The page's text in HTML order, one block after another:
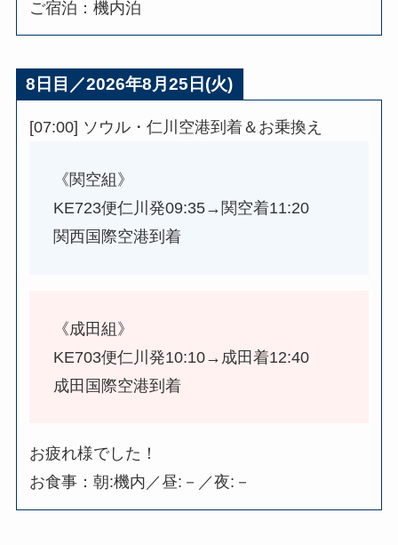
ご宿泊：機内泊
8 日目／2026年8月25日(火)
[07:00] ソウル・仁川空港到着＆お乗換え
《関空組》
KE723便仁川発09:35→関空着11:20
関西国際空港到着
《成田組》
KE703便仁川発10:10→成田着12:40
成田国際空港到着
お疲れ様でした！
お食事：朝:機内／昼:－／夜:－